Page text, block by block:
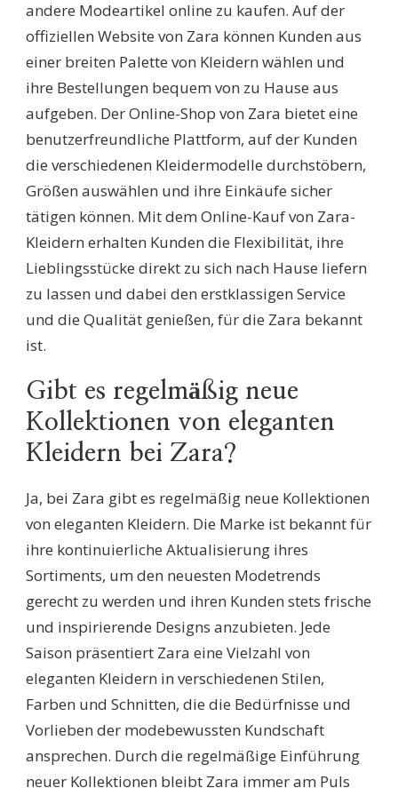
andere Modeartikel online zu kaufen. Auf der
offiziellen Website von Zara können Kunden aus
einer breiten Palette von Kleidern wählen und
ihre Bestellungen bequem von zu Hause aus
aufgeben. Der Online-Shop von Zara bietet eine
benutzerfreundliche Plattform, auf der Kunden
die verschiedenen Kleidermodelle durchstöbern,
Größen auswählen und ihre Einkäufe sicher
tätigen können. Mit dem Online-Kauf von Zara-
Kleidern erhalten Kunden die Flexibilität, ihre
Lieblingsstücke direkt zu sich nach Hause liefern
zu lassen und dabei den erstklassigen Service
und die Qualität genießen, für die Zara bekannt
ist.
Gibt es regelmäßig neue
Kollektionen von eleganten
Kleidern bei Zara?
Ja, bei Zara gibt es regelmäßig neue Kollektionen
von eleganten Kleidern. Die Marke ist bekannt für
ihre kontinuierliche Aktualisierung ihres
Sortiments, um den neuesten Modetrends
gerecht zu werden und ihren Kunden stets frische
und inspirierende Designs anzubieten. Jede
Saison präsentiert Zara eine Vielzahl von
eleganten Kleidern in verschiedenen Stilen,
Farben und Schnitten, die die Bedürfnisse und
Vorlieben der modebewussten Kundschaft
ansprechen. Durch die regelmäßige Einführung
neuer Kollektionen bleibt Zara immer am Puls